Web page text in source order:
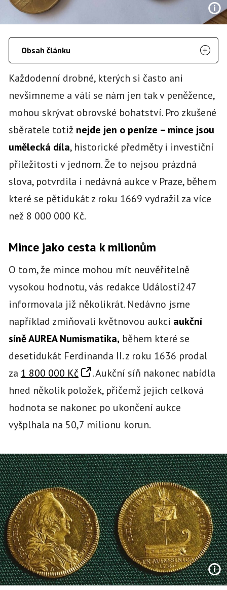
Obsah článku
Každodenní drobné, kterých si často ani
nevšimneme a válí se nám jen tak v peněžence,
mohou skrývat obrovské bohatství. Pro zkušené
sběratele totiž nejde jen o peníze – mince jsou
umělecká díla, historické předměty i investiční
příležitosti v jednom. Že to nejsou prázdná
slova, potvrdila i nedávná aukce v Praze, během
které se pětidukát z roku 1669 vydražil za více
než 8 000 000 Kč.
Mince jako cesta k milionům
O tom, že mince mohou mít neuvěřitelně
vysokou hodnotu, vás redakce Událostí247
informovala již několikrát. Nedávno jsme
například zmiňovali květnovou aukci aukční
síně AUREA Numismatika, během které se
desetidukát Ferdinanda II. z roku 1636 prodal
za 1 800 000 Kč
. Aukční síň nakonec nabídla
hned několik položek, přičemž jejich celková
hodnota se nakonec po ukončení aukce
vyšplhala na 50,7 milionu korun.